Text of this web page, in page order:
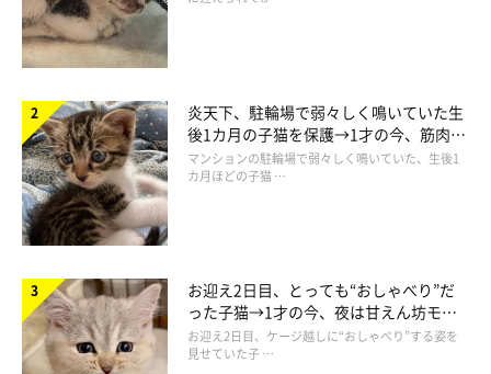
炎天下、駐輪場で弱々しく鳴いていた生
後1カ月の子猫を保護→1才の今、筋肉質
でツンデレなコに成長
マンションの駐輪場で弱々しく鳴いていた、生後1
カ月ほどの子猫 …
お迎え2日目、とっても“おしゃべり”だ
った子猫→1才の今、夜は甘えん坊モー
ドになるコに成長！
お迎え2日目、ケージ越しに“おしゃべり”する姿を
見せていた子 …